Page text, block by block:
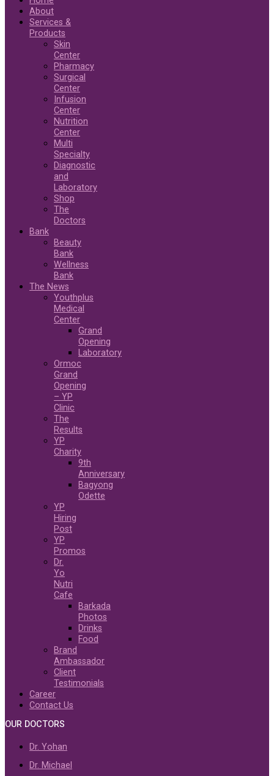
About
Services &
Products
Skin
Center
Pharmacy
Surgical
Center
Infusion
Center
Nutrition
Center
Multi
Specialty
Diagnostic
and
Laboratory
Shop
The
Doctors
Bank
Beauty
Bank
Wellness
Bank
The News
Youthplus
Medical
Center
Grand
Opening
Laboratory
Ormoc
Grand
Opening
– YP
Clinic
The
Results
YP
Charity
9th
Anniversary
Bagyong
Odette
YP
Hiring
Post
YP
Promos
Dr.
Yo
Nutri
Cafe
Barkada
Photos
Drinks
Food
Brand
Ambassador
Client
Testimonials
Career
Contact Us
OUR DOCTORS
Dr. Yohan
Dr. Michael